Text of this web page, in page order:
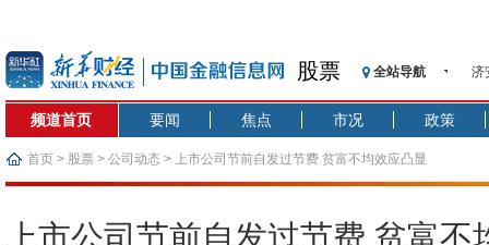
股票 全站导航
济
【
济
在
频道首页 要闻 焦点 市况 政策
首页 > 股票 > 公司动态 > 上市公司节前自发过节费 贫富不均效应凸显
上市公司节前自发过节费 贫富不